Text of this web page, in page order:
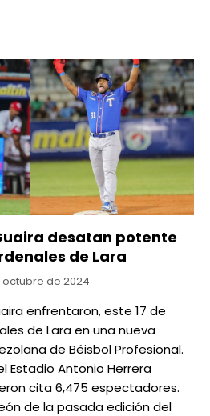
desatan potente
de Lara
octubre de 2024
enfrentaron, este 17 de
de Lara en una nueva
de Béisbol Profesional.
Estadio Antonio Herrera
cita 6,475 espectadores.
de la pasada edición del